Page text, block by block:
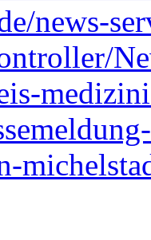
news-